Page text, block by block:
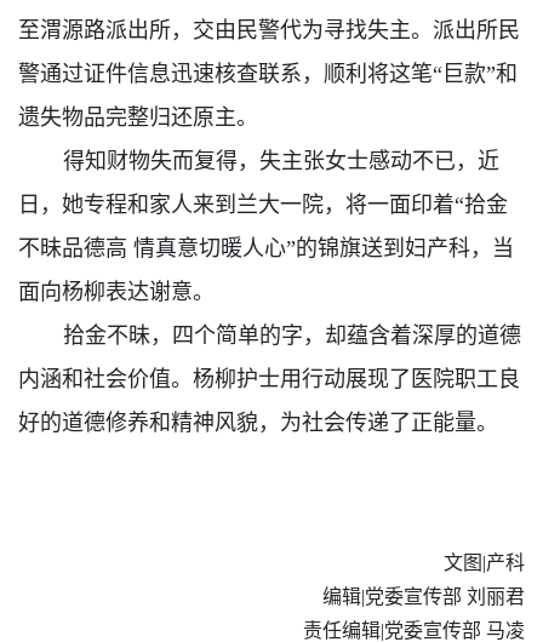
至渭源路派出所，交由民警代为寻找失主。派出所民
警通过证件信息迅速核查联系，顺利将这笔“巨款”和
遗失物品完整归还原主。
得知财物失而复得，失主张女士感动不已，近
日，她专程和家人来到兰大一院，将一面印着“拾金
不昧品德高 情真意切暖人心”的锦旗送到妇产科，当
面向杨柳表达谢意。
拾金不昧，
四个简单的字 ， 却蕴含着深厚的道德
内涵和社会价值。 杨柳护士用行动展现了医院职工良
好的道德修养和精神风貌， 为社会传递了正能量。
文图|产科
编辑|党委宣传部 刘丽君
责任编辑|党委宣传部 马凌